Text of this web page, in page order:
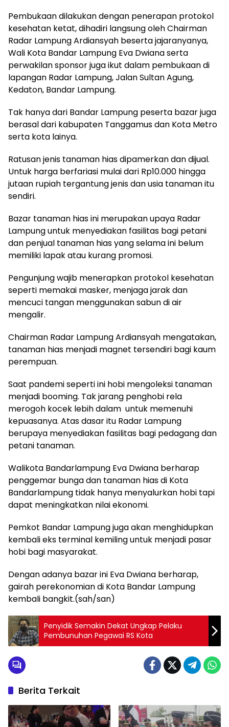
Pembukaan dilakukan dengan penerapan protokol
kesehatan ketat, dihadiri langsung oleh Chairman
Radar Lampung Ardiansyah beserta jajaranyanya,
Wali Kota Bandar Lampung Eva Dwiana serta
perwakilan sponsor juga ikut dalam pembukaan di
lapangan Radar Lampung, Jalan Sultan Agung,
Kedaton, Bandar Lampung.
Tak hanya dari Bandar Lampung peserta bazar juga
berasal dari kabupaten Tanggamus dan Kota Metro
serta kota lainya.
Ratusan jenis tanaman hias dipamerkan dan dijual.
Untuk harga berfariasi mulai dari Rp10.000 hingga
jutaan rupiah tergantung jenis dan usia tanaman itu
sendiri.
Bazar tanaman hias ini merupakan upaya Radar
Lampung untuk menyediakan fasilitas bagi petani
dan penjual tanaman hias yang selama ini belum
memiliki lapak atau kurang promosi.
Pengunjung wajib menerapkan protokol kesehatan
seperti memakai masker, menjaga jarak dan
mencuci tangan menggunakan sabun di air
mengalir.
Chairman Radar Lampung Ardiansyah mengatakan,
tanaman hias menjadi magnet tersendiri bagi kaum
perempuan.
Saat pandemi seperti ini hobi mengoleksi tanaman
menjadi booming. Tak jarang penghobi rela
merogoh kocek lebih dalam untuk memenuhi
kepuasanya. Atas dasar itu Radar Lampung
berupaya menyediakan fasilitas bagi pedagang dan
petani tanaman.
Walikota Bandarlampung Eva Dwiana berharap
penggemar bunga dan tanaman hias di Kota
Bandarlampung tidak hanya menyalurkan hobi tapi
dapat meningkatkan nilai ekonomi.
Pemkot Bandar Lampung juga akan menghidupkan
kembali eks terminal kemiling untuk menjadi pasar
hobi bagi masyarakat.
Dengan adanya bazar ini Eva Dwiana berharap,
gairah perekonomian di Kota Bandar Lampung
kembali bangkit.(sah/san)
Penyidik Semakin Dekat Ungkap Pelaku
Pembunuhan Pegawai RS Kota
Berita Terkait